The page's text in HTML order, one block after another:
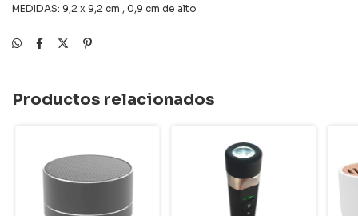
MEDIDAS: 9,2 x 9,2 cm , 0,9 cm de alto
Productos relacionados